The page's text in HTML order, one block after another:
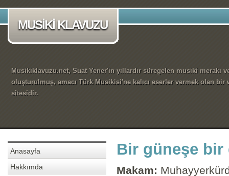
MUSİKİ KLAVUZU
Musikiklavuzu.net, Suat Yener'in yıllardır süregelen musiki merakı
oluşturulmuş, amacı Türk Musikisi'ne kalıcı eserler vermek olan bir
sitesidir.
Anasayfa
Hakkımda
Bir güneşe bir
Makam: